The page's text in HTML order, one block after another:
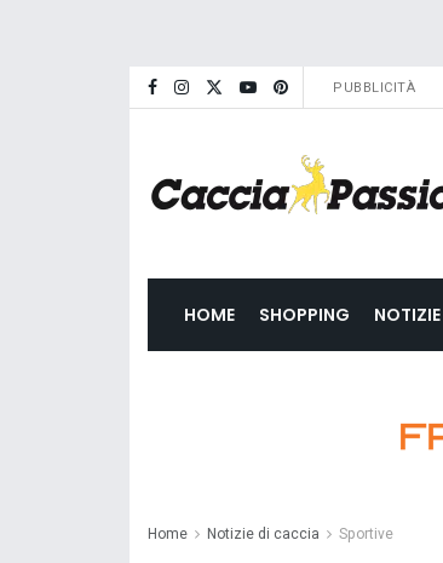
PUBBLICITÀ
HOME SHOPPING
Home Notizie di caccia Sportive